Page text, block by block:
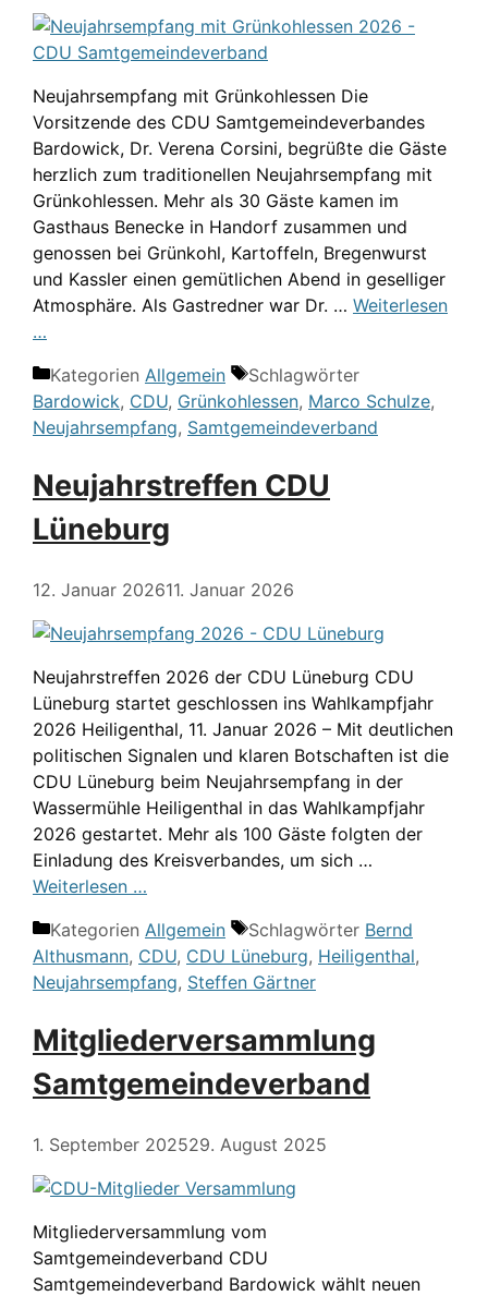
Neujahrsempfang mit Grünkohlessen Die
Vorsitzende des CDU Samtgemeindeverbandes
Bardowick, Dr. Verena Corsini, begrüßte die Gäste
herzlich zum traditionellen Neujahrsempfang mit
Grünkohlessen. Mehr als 30 Gäste kamen im
Gasthaus Benecke in Handorf zusammen und
genossen bei Grünkohl, Kartoffeln, Bregenwurst
und Kassler einen gemütlichen Abend in geselliger
Atmosphäre. Als Gastredner war Dr. … Weiterlesen
…
Kategorien Allgemein
Schlagwörter
Bardowick, CDU, Grünkohlessen, Marco Schulze,
Neujahrsempfang, Samtgemeindeverband
Neujahrstreffen CDU
Lüneburg
12. Januar 202611. Januar 2026
Neujahrstreffen 2026 der CDU Lüneburg CDU
Lüneburg startet geschlossen ins Wahlkampfjahr
2026 Heiligenthal, 11. Januar 2026 – Mit deutlichen
politischen Signalen und klaren Botschaften ist die
CDU Lüneburg beim Neujahrsempfang in der
Wassermühle Heiligenthal in das Wahlkampfjahr
2026 gestartet. Mehr als 100 Gäste folgten der
Einladung des Kreisverbandes, um sich …
Weiterlesen …
Kategorien Allgemein Schlagwörter Bernd
Althusmann, CDU, CDU Lüneburg, Heiligenthal,
Neujahrsempfang, Steffen Gärtner
Mitgliederversammlung
Samtgemeindeverband
1. September 202529. August 2025
Mitgliederversammlung vom
Samtgemeindeverband CDU
Samtgemeindeverband Bardowick wählt neuen